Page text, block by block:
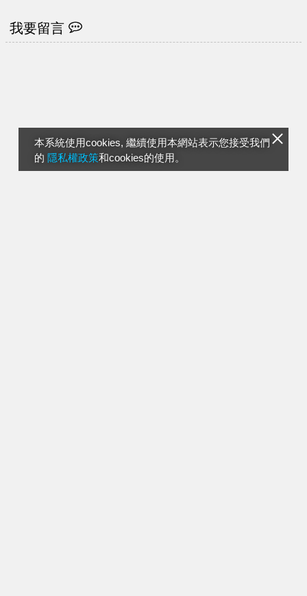
本系統使用cookies, 繼續使用本網站表示您接受我們
的 隱私權政策和cookies的使用。
我要留言